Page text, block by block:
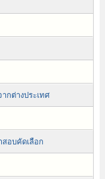
กต่างประเทศ
อบคัดเลือก